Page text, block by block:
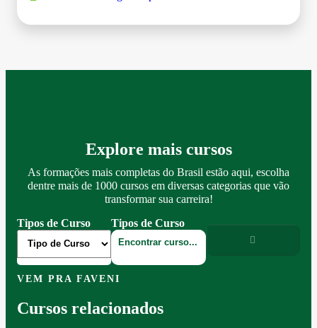
Explore mais cursos
As formações mais completas do Brasil estão aqui, escolha
dentre mais de 1000 cursos em diversas categorias que vão
transformar sua carreira!
Tipos de Curso
Tipos de Curso
VEM PRA FAVENI
Cursos relacionados